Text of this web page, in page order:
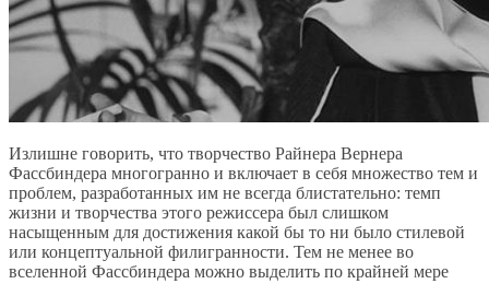
Излишне говорить, что творчество Райнера Вернера
Фассбиндера многогранно и включает в себя множество тем и
проблем, разработанных им не всегда блистательно: темп
жизни и творчества этого режиссера был слишком
насыщенным для достижения какой бы то ни было стилевой
или концептуальной филигранности. Тем не менее во
вселенной Фассбиндера можно выделить по крайней мере